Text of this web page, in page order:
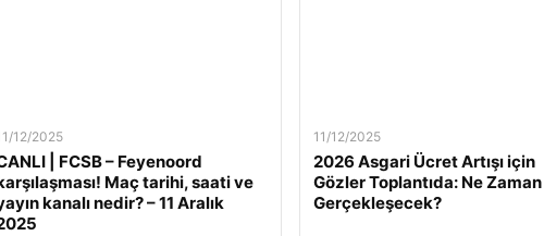
12/2025
| FCSB – Feyenoord
Maç tarihi, saati ve
kanalı nedir? – 11 Aralık
11/12/2025
2026 Asgari Ücret Artışı için
Gözler Toplantıda: Ne Zaman
Gerçekleşecek?